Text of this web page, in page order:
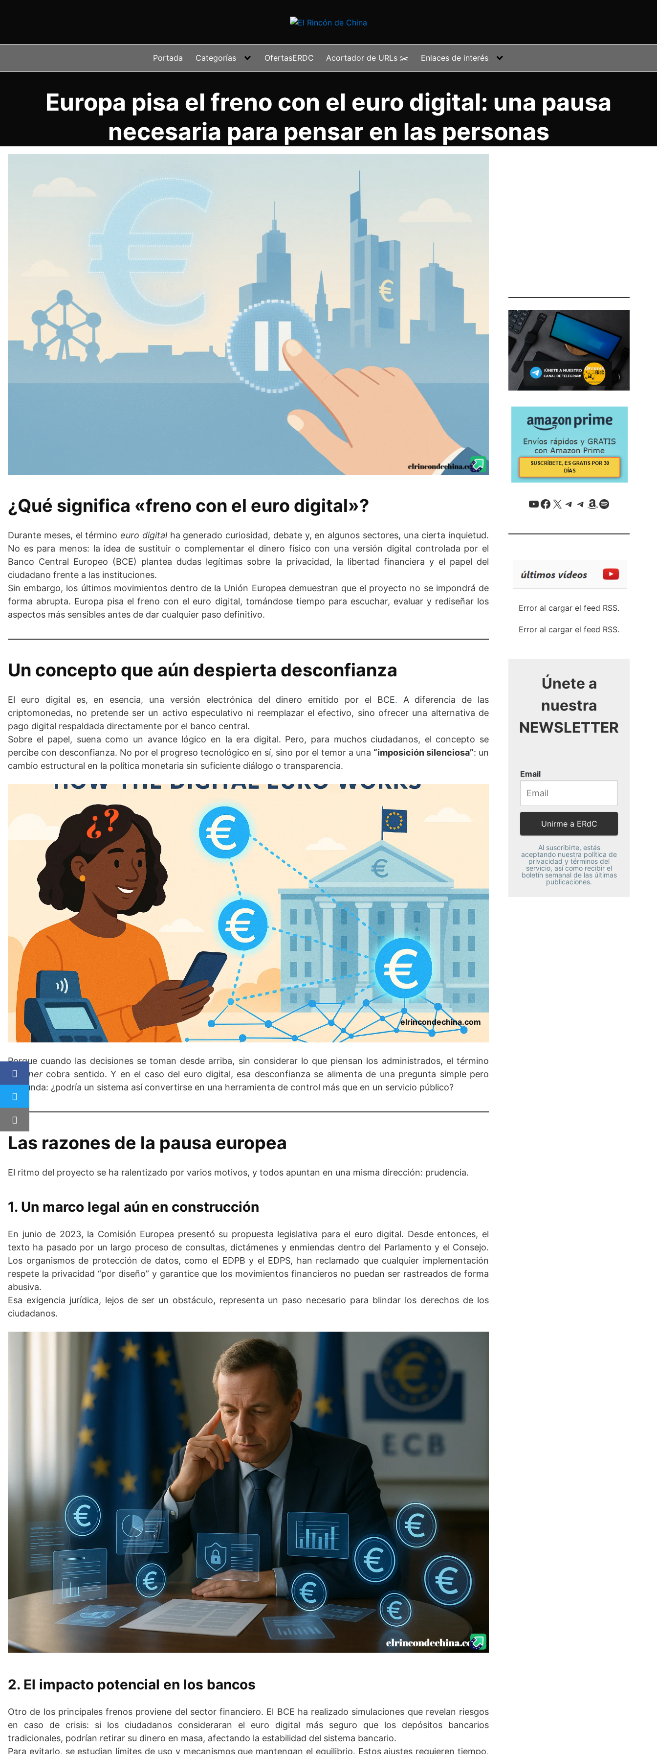
Portada Categorías OfertasERDC Acortador de URLs ✂️ Enlaces de interés
Europa pisa el freno con el euro digital: una pausa
necesaria para pensar en las personas
¿Qué significa «freno con el euro digital»?
Durante meses, el término euro digitalha generado curiosidad, debate y, en algunos sectores, una cierta inquietud.
No es para menos: la idea de sustituir o complementar el dinero físico con una versión digital controlada por el
Banco Central Europeo (BCE) plantea dudas legítimas sobre la privacidad, la libertad financiera y el papel del
ciudadano frente a las instituciones.
Sin embargo, los últimos movimientos dentro de la Unión Europea demuestran que el proyecto no se impondrá de
forma abrupta. Europa pisa el freno con el euro digital, tomándose tiempo para escuchar, evaluar y rediseñar los
aspectos más sensibles antes de dar cualquier paso definitivo.
Un concepto que aún despierta desconfianza
El euro digital es, en esencia, una versión electrónica del dinero emitido por el BCE. A diferencia de las
criptomonedas, no pretende ser un activo especulativo ni reemplazar el efectivo, sino ofrecer una alternativa de
pago digital respaldada directamente por el banco central.
Sobre el papel, suena como un avance lógico en la era digital. Pero, para muchos ciudadanos, el concepto se
percibe con desconfianza. No por el progreso tecnológico en sí, sino por el temor a una “imposición silenciosa”: un
cambio estructural en la política monetaria sin suficiente diálogo o transparencia.
elrincondechina.com
Porque cuando las decisiones se toman desde arriba, sin considerar lo que piensan los administrados, el término
imponer cobra sentido. Y en el caso del euro digital, esa desconfianza se alimenta de una pregunta simple pero
profunda: ¿podría un sistema así convertirse en una herramienta de control más que en un servicio público?
Las razones de la pausa europea
El ritmo del proyecto se ha ralentizado por varios motivos, y todos apuntan en una misma dirección: prudencia.
1. Un marco legal aún en construcción
En junio de 2023, la Comisión Europea presentó su propuesta legislativa para el euro digital. Desde entonces, el
texto ha pasado por un largo proceso de consultas, dictámenes y enmiendas dentro del Parlamento y el Consejo.
Los organismos de protección de datos, como el EDPB y el EDPS, han reclamado que cualquier implementación
respete la privacidad “por diseño” y garantice que los movimientos financieros no puedan ser rastreados de forma
abusiva.
Esa exigencia jurídica, lejos de ser un obstáculo, representa un paso necesario para blindar los derechos de los
ciudadanos.
2. El impacto potencial en los bancos
Otro de los principales frenos proviene del sector financiero. El BCE ha realizado simulaciones que revelan riesgos
en caso de crisis: si los ciudadanos consideraran el euro digital más seguro que los depósitos bancarios
tradicionales, podrían retirar su dinero en masa, afectando la estabilidad del sistema bancario.
Para evitarlo, se estudian límites de uso y mecanismos que mantengan el equilibrio. Estos ajustes requieren tiempo,
YouTube
Facebook
X / Twitter
Telegram
Telegram
Amazon
Spotify
Error al cargar el feed RSS.
Error al cargar el feed RSS.
Únete a
nuestra
NEWSLETTER
Email
Al suscribirte, estás
aceptando nuestra política de
privacidad y términos del
servicio, así como recibir el
boletín semanal de las últimas
publicaciones.